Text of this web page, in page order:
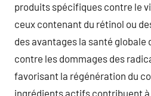
produits spécifiques contre le
ceux contenant du rétinol ou
des avantages la santé globale
contre les dommages des
favorisant la régénération du
ingrédients actifs contribuent